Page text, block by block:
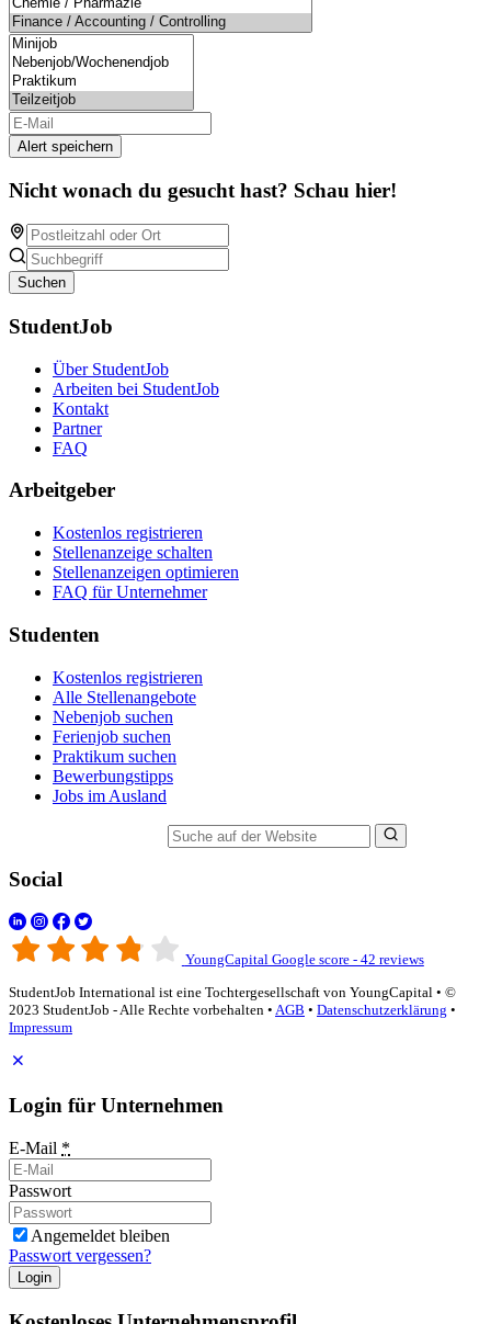
Alert speichern
Nicht wonach du gesucht hast? Schau hier!
Suchen
StudentJob
Über StudentJob
Arbeiten bei StudentJob
Kontakt
Partner
FAQ
Arbeitgeber
Kostenlos registrieren
Stellenanzeige schalten
Stellenanzeigen optimieren
FAQ für Unternehmer
Studenten
Kostenlos registrieren
Alle Stellenangebote
Nebenjob suchen
Ferienjob suchen
Praktikum suchen
Bewerbungstipps
Jobs im Ausland
Social
YoungCapital Google score - 42 reviews
StudentJob International ist eine Tochtergesellschaft von YoungCapital • ©
2023 StudentJob - Alle Rechte vorbehalten • AGB • Datenschutzerklärung •
Impressum
Login für Unternehmen
E-Mail *
Passwort
Angemeldet bleiben
Passwort vergessen?
Login